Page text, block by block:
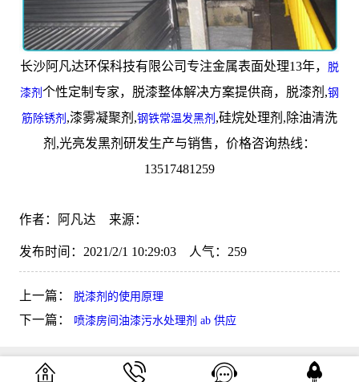
长沙阿凡达环保科技有限公司专注金属表面处理13年， 脱
漆剂 个性定制专家，脱漆整体解决方案提供商，脱漆剂,钢
筋除锈剂 ,漆雾凝聚剂,钢铁常温发黑剂 ,硅烷处理剂,除油清洗
剂,光亮发黑剂研发生产与销售，价格咨询热线：
13517481259
作者：阿凡达 来源：
发布时间：2021/2/1 10:29:03 人气： 259
上一篇： 脱漆剂的使用原理
下一篇： 喷漆房间油漆污水处理剂 ab 供应